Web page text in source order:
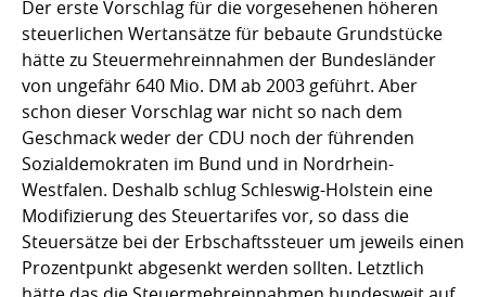
Der erste Vorschlag für die vorgesehenen höheren
steuerlichen Wertansätze für bebaute Grundstücke
hätte zu Steuermehreinnahmen der Bundesländer
von ungefähr 640 Mio. DM ab 2003 geführt. Aber
schon dieser Vorschlag war nicht so nach dem
Geschmack weder der CDU noch der führenden
Sozialdemokraten im Bund und in Nordrhein-
Westfalen. Deshalb schlug Schleswig-Holstein eine
Modifizierung des Steuertarifes vor, so dass die
Steuersätze bei der Erbschaftssteuer um jeweils einen
Prozentpunkt abgesenkt werden sollten. Letztlich